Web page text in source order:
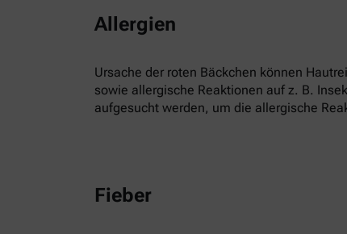
Allergien
Ursache der roten Bäckchen können
sowie allergische Reaktionen auf z. B.
aufgesucht werden, um die allergische
Fieber